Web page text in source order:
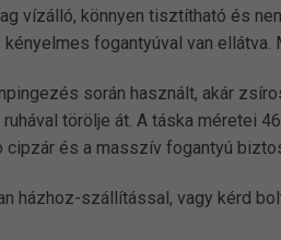
vízálló, könnyen tisztítható és
fogantyúval van ellátva.
során használt, akár
törölje át. A táska méretei
és a masszív fogantyú
házhoz-szállítással, vagy kérd